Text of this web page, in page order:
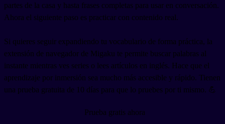
partes de la casa y hasta frases completas para usar en conversación.
Ahora el siguiente paso es practicar con contenido real.
Si quieres seguir expandiendo tu vocabulario de forma práctica, la
extensión de navegador de Migaku te permite buscar palabras al
instante mientras ves series o lees artículos en inglés. Hace que el
aprendizaje por inmersión sea mucho más accesible y rápido. Tienen
una prueba gratuita de 10 días para que lo pruebes por ti mismo. 💪
Prueba gratis ahora